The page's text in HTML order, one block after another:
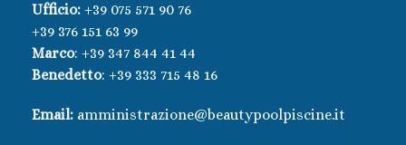
Ufficio: +39 075 571 90 76
+39 376 151 63 99
Marco: +39 347 844 41 44
Benedetto: +39 333 715 48 16
Email: amministrazione@beautypoolpiscine.it